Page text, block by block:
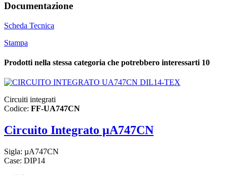
Documentazione
Scheda Tecnica
Stampa
Prodotti nella stessa categoria che potrebbero interessarti 10
Circuiti integrati
Codice: FF-UA747CN
Circuito Integrato µA747CN
Sigla: µA747CN
Case: DIP14